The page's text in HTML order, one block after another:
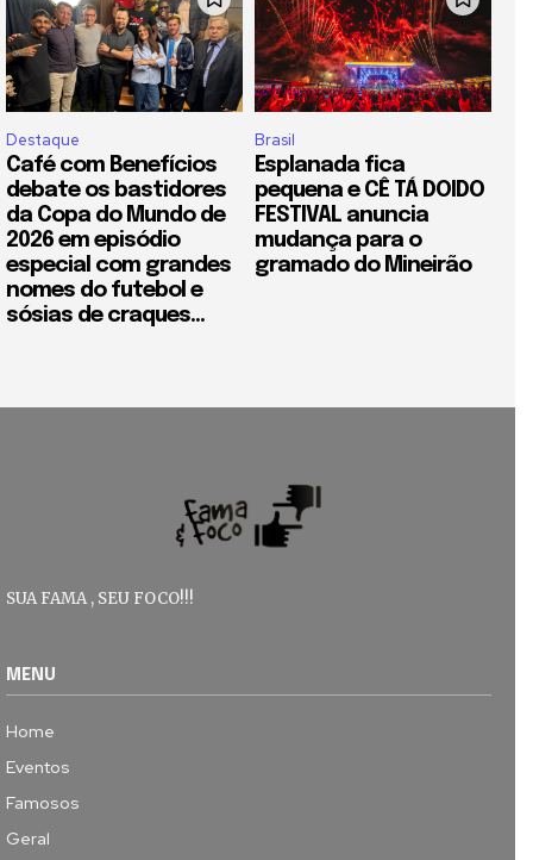
Destaque
Café com Benefícios
debate os bastidores
da Copa do Mundo de
2026 em episódio
especial com grandes
nomes do futebol e
sósias de craques...
Brasil
Esplanada fica
pequena e CÊ TÁ DOIDO
FESTIVAL anuncia
mudança para o
gramado do Mineirão
SUA FAMA , SEU FOCO!!!
MENU
Home
Eventos
Famosos
Geral